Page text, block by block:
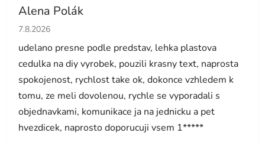
Alena Polák
Hodnocení obchodu je 5 z 5 hvězdiček.
7.8.2026
udelano presne podle predstav, lehka plastova
cedulka na diy vyrobek, pouzili krasny text, naprosta
spokojenost, rychlost take ok, dokonce vzhledem k
tomu, ze meli dovolenou, rychle se vyporadali s
objednavkami, komunikace ja na jednicku a pet
hvezdicek, naprosto doporucuji vsem 1*****